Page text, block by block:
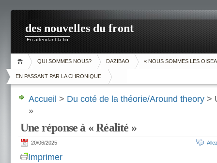
des nouvelles du front
En attendant la fin
QUI SOMMES NOUS? DAZIBAO « NOUS SOMMES LES
EN PASSANT PAR LA CHRONIQUE
Accueil > Du coté de la théorie/Around theory >
»
Une réponse à « Réalité »
20/06/2025
Imprimer